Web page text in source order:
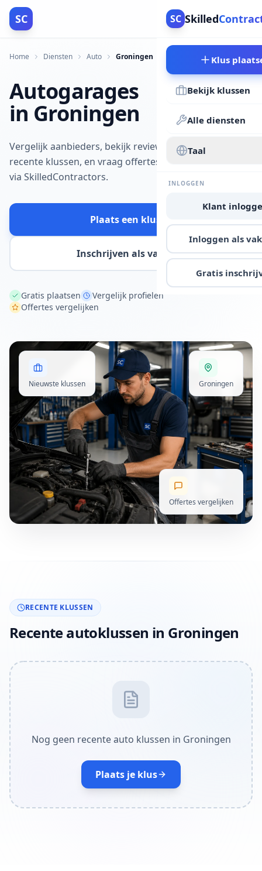
SC SC Skilled
Klus
Bekijk klussen
Alle diensten
Taal
INLOGGEN
Klant
Inloggen als
Gratis
Home Diensten Auto Groningen
Autogarages
in Groningen
Vergelijk aanbieders, bekijk reviews en
recente klussen, en vraag offertes aan
via SkilledContractors.
Plaats een klus
Inschrijven als vakman
Gratis plaatsen
Vergelijk profielen
Offertes vergelijken
Nieuwste klussen Groningen
Offertes vergelijken
RECENTE KLUSSEN
Recente autoklussen in Groningen
Nog geen recente auto klussen in Groningen
Plaats je klus